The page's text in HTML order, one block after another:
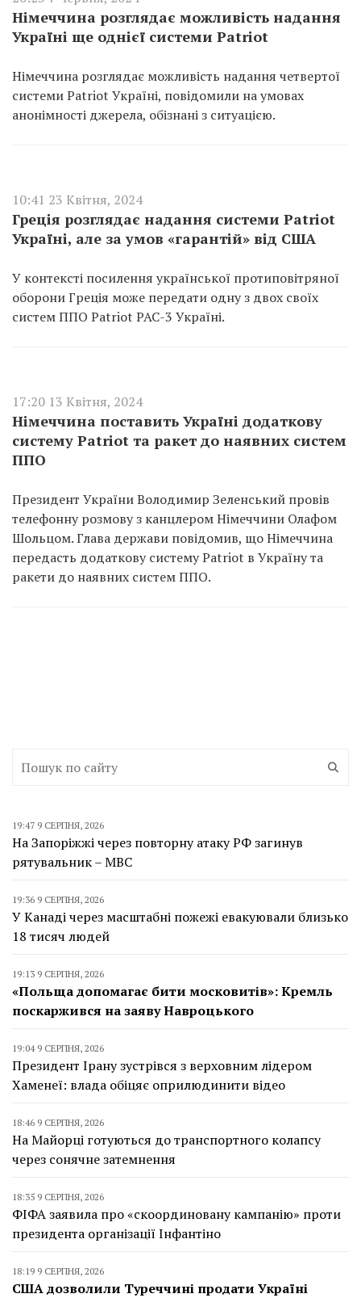
Німеччина розглядає можливість надання
Україні ще однієї системи Patriot
Німеччина розглядає можливість надання четвертої
системи Patriot Україні, повідомили на умовах
анонімності джерела, обізнані з ситуацією.
10:41 23 Квітня, 2024
Греція розглядає надання системи Patriot
Україні, але за умов «гарантій» від США
У контексті посилення української протиповітряної
оборони Греція може передати одну з двох своїх
систем ППО Patriot PAC-3 Україні.
17:20 13 Квітня, 2024
Німеччина поставить Україні додаткову
систему Patriot та ракет до наявних систем
ППО
Президент України Володимир Зеленський провів
телефонну розмову з канцлером Німеччини Олафом
Шольцом. Глава держави повідомив, що Німеччина
передасть додаткову систему Patriot в Україну та
ракети до наявних систем ППО.
19:47 9 СЕРПНЯ, 2026
На Запоріжжі через повторну атаку РФ загинув
рятувальник – МВС
19:36 9 СЕРПНЯ, 2026
У Канаді через масштабні пожежі евакуювали близько
18 тисяч людей
19:13 9 СЕРПНЯ, 2026
«Польща допомагає бити московитів»: Кремль
поскаржився на заяву Навроцького
19:04 9 СЕРПНЯ, 2026
Президент Ірану зустрівся з верховним лідером
Хаменеї: влада обіцяє оприлюдинити відео
18:46 9 СЕРПНЯ, 2026
На Майорці готуються до транспортного колапсу
через сонячне затемнення
18:35 9 СЕРПНЯ, 2026
ФІФА заявила про «скоординовану кампанію» проти
президента організації Інфантіно
18:19 9 СЕРПНЯ, 2026
США дозволили Туреччині продати Україні